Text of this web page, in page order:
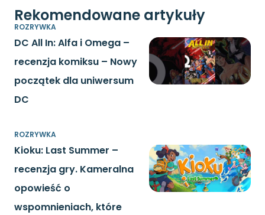
Rekomendowane artykuły
ROZRYWKA
DC All In: Alfa i Omega –
recenzja komiksu – Nowy
początek dla uniwersum
DC
ROZRYWKA
Kioku: Last Summer –
recenzja gry. Kameralna
opowieść o
wspomnieniach, które